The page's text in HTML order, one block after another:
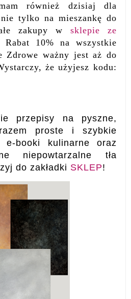
również dzisiaj dla
tylko na mieszankę do
zakupy w sklepie ze
Rabat 10% na wszystkie
Zdrowe ważny jest aż do
że użyjesz kodu:
przepisy na pyszne,
proste i szybkie
e-booki kulinarne oraz
niepowtarzalne tła
do zakładki SKLEP!